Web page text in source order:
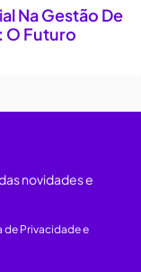
Na Gestão De
O Futuro
novidades e
de Privacidade e